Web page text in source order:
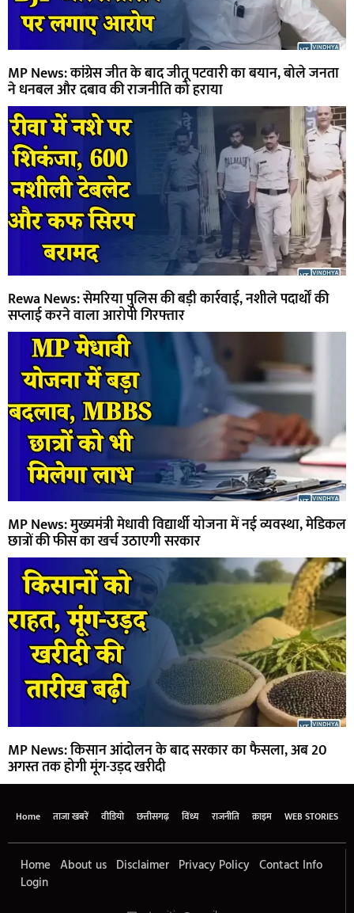
MP News: कांग्रेस जीत के बाद जीतू पटवारी का बयान, बोले जनता
ने धनबल और दबाव की राजनीति को हराया
Rewa News: सेमरिया पुलिस की बड़ी कार्रवाई, नशीले पदार्थों की
सप्लाई करने वाला आरोपी गिरफ्तार
MP News: मुख्यमंत्री मेधावी विद्यार्थी योजना में नई व्यवस्था, मेडिकल
छात्रों की फीस का खर्च उठाएगी सरकार
MP News: किसान आंदोलन के बाद सरकार का फैसला, अब 20
अगस्त तक होगी मूंग-उड़द खरीदी
Home ताजा खबरें वीडियो छत्तीसगढ़ विंध्य राजनीति क्राइम WEB STORIES
Home About us Disclaimer Privacy Policy Contact Info
Login